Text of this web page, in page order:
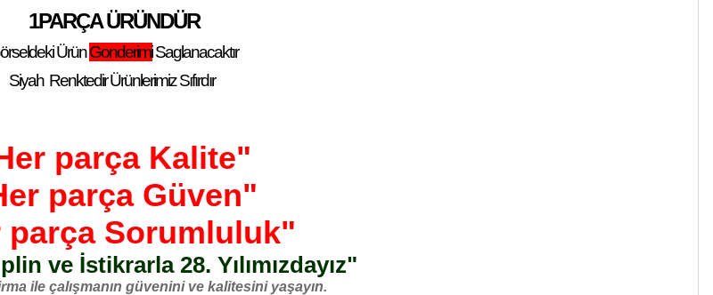
1PARÇA ÜRÜNDÜR
ÜrünGonderimiSaglanacaktır
Siyah Renktedir Ürünlerimiz Sıfırdır
parça Kalite"
parça Güven"
parça Sorumluluk"
ve İstikrarla 28. Yılımızdayız"
ile çalışmanın güvenini ve kalitesini yaşayın.